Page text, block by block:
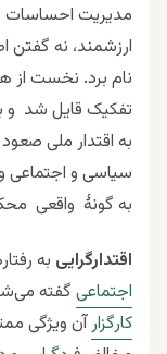
مدیریت
ارزشمند، نه گفتن
نام برد. نخست از
تفکیک قایل شد و
به اقتدار ملی
سیاسی و
به گونۀ واقعی
اقتدارگرایی به
اجتماعی گفته
کارگزارآن ویژگی